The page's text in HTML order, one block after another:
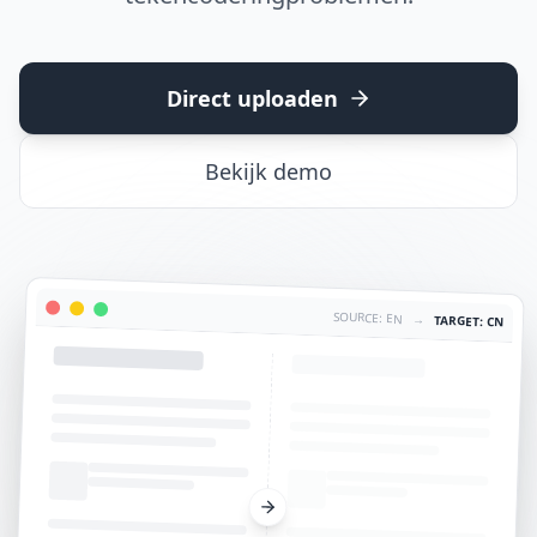
Direct uploaden
Bekijk demo
SOURCE: EN → TARGET: CN